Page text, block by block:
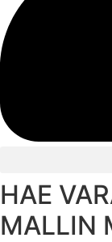
HAE
MALLIN